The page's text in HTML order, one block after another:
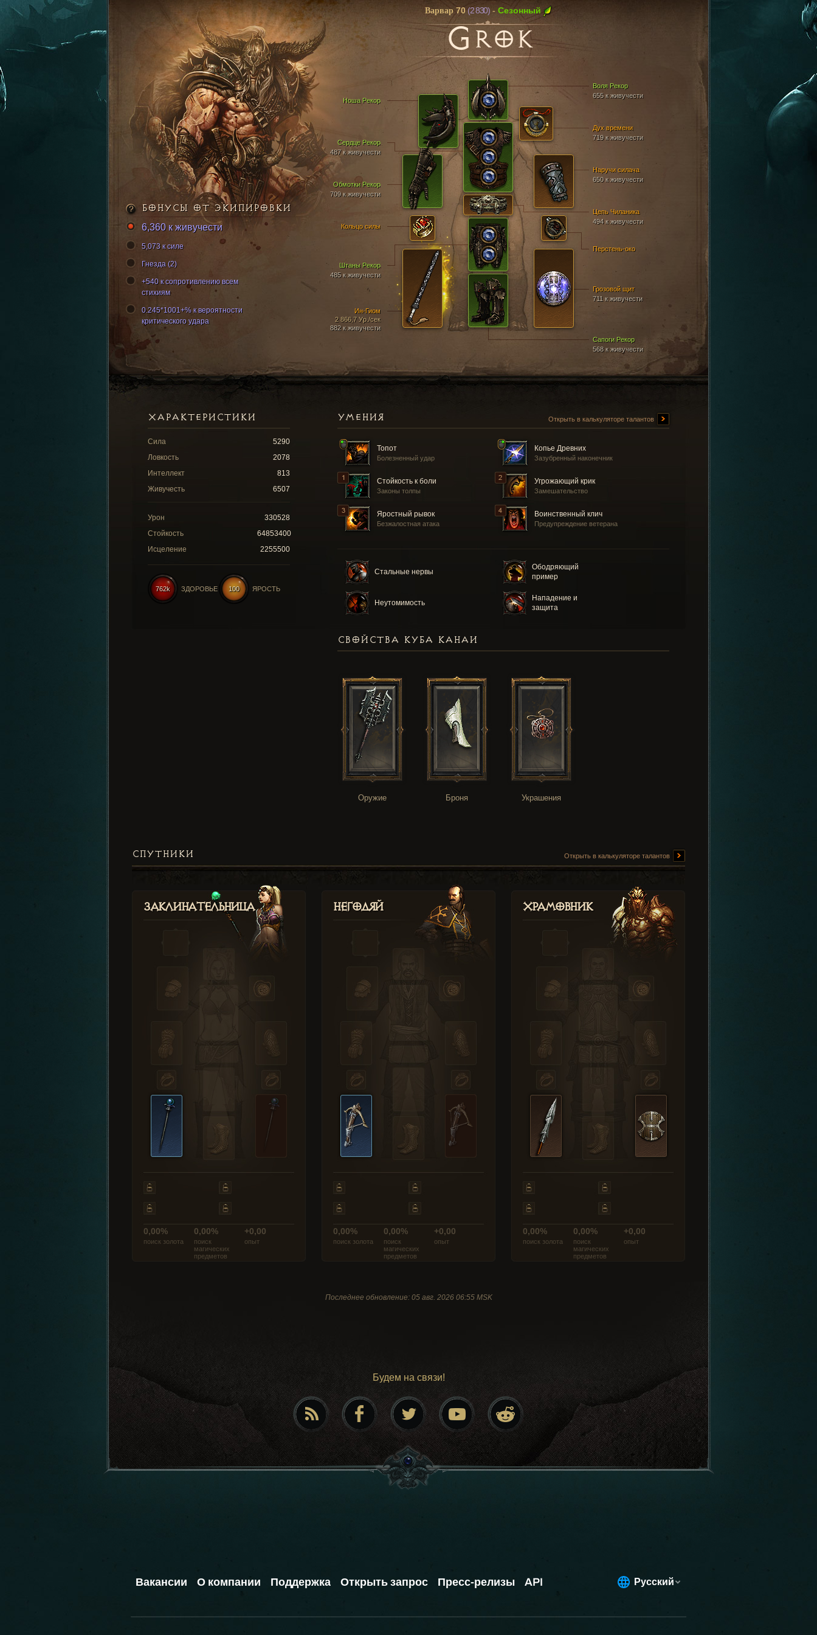
Варвар70(2 830) - Cезонный
GROK
Воля Рекор
655 к живучести
Сердце Рекор
487 к живучести
Сапоги Рекор
568 к живучести
Обмотки Рекор
709 к живучести
Ноша Рекор
Штаны Рекор
485 к живучести
Наручи силача
650 к живучести
Ин-Гиом
2 866,7 Ур./сек
882 к живучести
Грозовой щит
711 к живучести
Цепь Чиланика
494 к живучести
Перстень-око
Кольцо силы
Дух времени
719 к живучести
БОНУСЫ ОТ ЭКИПИРОВКИ
6,360 к живучести
5,073 к силе
Гнезда (2)
+540 к сопротивлению всем
стихиям
0.245*1001+% к вероятности
критического удара
УМЕНИЯ Открыть в калькуляторе талантов
Топот
Болезненный удар
Копье Древних
Зазубренный наконечник
Стойкость к боли
Законы толпы
Угрожающий крик
Замешательство
Яростный рывок
Безжалостная атака
Воинственный клич
Предупреждение ветерана
Стальные нервы
Ободряющий
пример
Неутомимость
Нападение и
защита
ХАРАКТЕРИСТИКИ
Сила
5290
Ловкость
2078
Интеллект
813
Живучесть
6507
Урон
330528
Стойкость
64853400
Исцеление
2255500
100 ЯРОСТЬ
762k ЗДОРОВЬЕ
СВОЙСТВА КУБА КАНАИ
Оружие Броня Украшения
СПУТНИКИ Открыть в калькуляторе талантов
Заклинательница
0,00%
поиск золота
0,00%
поиск
магических
предметов
+0,00
опыт
Негодяй
0,00%
поиск золота
0,00%
поиск
магических
предметов
+0,00
опыт
Храмовник
0,00%
поиск золота
0,00%
поиск
магических
предметов
+0,00
опыт
Последнее обновление: 05 авг. 2026 06:55 MSK
Будем на связи!